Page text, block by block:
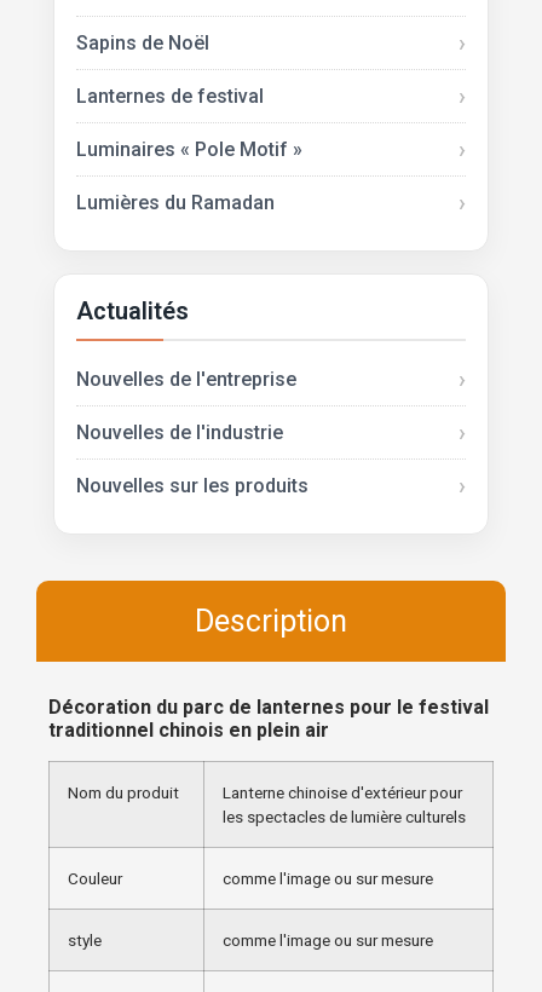
Sapins de Noël
Lanternes de festival
Luminaires « Pole Motif »
Lumières du Ramadan
Actualités
Nouvelles de l'entreprise
Nouvelles de l'industrie
Nouvelles sur les produits
Description
Décoration du parc de lanternes pour le festival
traditionnel chinois en plein air
Nom du produit
Lanterne chinoise d'extérieur pour
les spectacles de lumière culturels
Couleur comme l'image ou sur mesure
style comme l'image ou sur mesure